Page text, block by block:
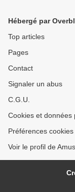
Hébergé par
Top articles
Pages
Contact
Signaler un abus
C.G.U.
Cookies et données
Préférences cookies
Voir le profil de